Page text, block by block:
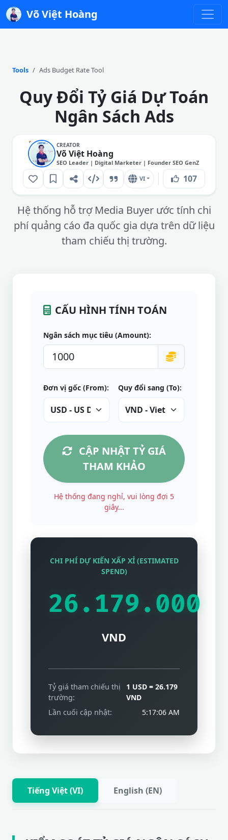
Võ Việt Hoàng
Tools Ads Budget Rate Tool
Quy Đổi Tỷ Giá Dự Toán
Ngân Sách Ads
CREATOR
Võ Việt Hoàng
SEO Leader | Digital Marketer | Founder SEO GenZ
VI 107
Hệ thống hỗ trợ Media Buyer ước tính chi
phí quảng cáo đa quốc gia dựa trên dữ liệu
tham chiếu thị trường.
CẤU HÌNH TÍNH TOÁN
Ngân sách mục tiêu (Amount):
Đơn vị gốc (From): Quy đổi sang (To):
CẬP NHẬT TỶ GIÁ
THAM KHẢO
26.179.000
VND
trường:
VND
Lần cuối cập nhật:
5:17:06 AM